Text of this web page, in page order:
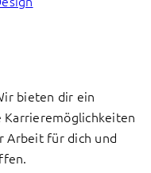
bieten dir ein
Karrieremöglichkeiten
Arbeit für dich und